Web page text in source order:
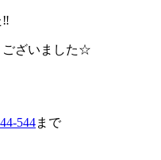
ございました☆
544まで